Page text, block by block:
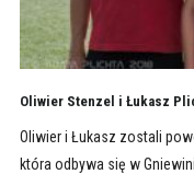
Oliwier Stenzel i Łukasz
Oliwier i Łukasz zostali
która odbywa się w